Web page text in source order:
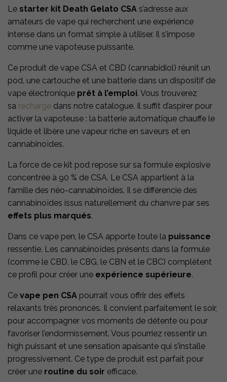
Le starter kit Death Gelato CSA s’adresse aux
amateurs de vape qui recherchent une expérience
intense dans un format simple à utiliser. Il s’impose
comme une vapoteuse puissante.
Ce produit de vape CSA et CBD (cannabidiol) réunit un
pod, une cartouche et une batterie dans un dispositif de
vape électronique prêt à l’emploi. Vous trouverez
sa recharge dans notre catalogue. Il suffit d’aspirer pour
activer la vapoteuse : la batterie automatique chauffe le
liquide et libère une vapeur riche en saveurs et en
cannabinoïdes.
La force de ce kit pod repose sur sa formule explosive
concentrée à 90 % de CSA. Le CSA appartient à la
famille des néo-cannabinoïdes. Il se différencie des
cannabinoïdes issus naturellement du chanvre par ses
effets plus marqués.
Dans ce vape pen, le CSA apporte toute la puissance
ressentie. Les cannabinoïdes présents dans la formule
(comme le CBD, le CBG, le CBN et le CBC) complètent
ce profil pour créer une expérience supérieure.
Ce vape pen CSA pourrait vous offrir des effets
relaxants très prononcés. Il convient parfaitement le soir,
pour accompagner vos moments de détente ou pour
favoriser l’endormissement. Vous pourriez ressentir un
high puissant et une sensation apaisante qui s’installe
progressivement. Ce type de produit est parfait pour
créer une routine du soir efficace.